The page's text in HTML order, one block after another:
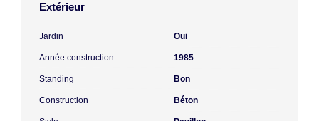
Extérieur
Jardin Oui
Année construction 1985
Standing Bon
Construction Béton